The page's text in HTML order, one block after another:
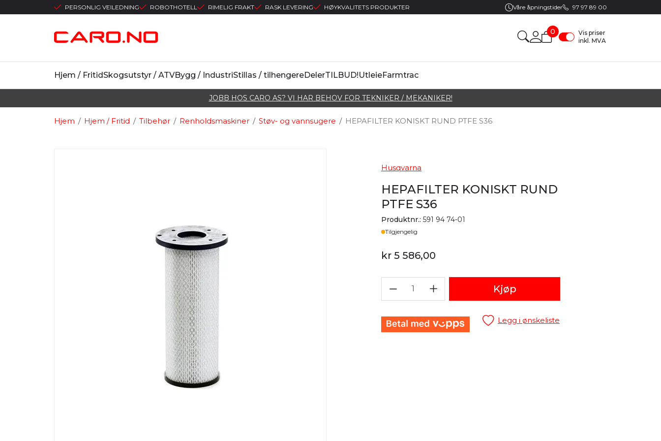
PERSONLIG VEILEDNING ROBOTHOTELL RIMELIG FRAKT RASK LEVERING HØYKVALITETS PRODUKTER Våre åpningstider 97 97 89 00
0
Vis priser
inkl. MVA
Hjem / FritidSkogsutstyr / ATVBygg / IndustriStillas / tilhengereDelerTILBUD!UtleieFarmtrac
JOBB HOS CARO AS? VI HAR BEHOV FOR TEKNIKER / MEKANIKER!
/
Hjem /
Hjem / Fritid /
Tilbehør /
Renholdsmaskiner /
Støv- og vannsugere HEPAFILTER KONISKT RUND PTFE S36
Husqvarna
HEPAFILTER KONISKT RUND
PTFE S36
Produktnr.: 591 94 74-01
Lager
Tilgjengelig
kr 5 586,00
1 Kjøp
Legg i ønskeliste